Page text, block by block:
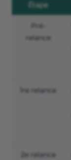
Étape
Pré-
relance
re relance
e relance